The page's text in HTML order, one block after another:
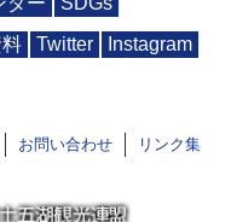
Twitter
Instagram
お問い合わせ リンク集